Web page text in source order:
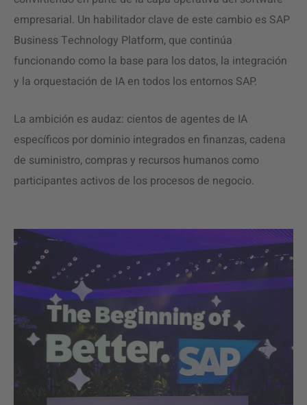
empresarial. Un habilitador clave de este cambio es SAP
Business Technology Platform, que continúa
funcionando como la base para los datos, la integración
y la orquestación de IA en todos los entornos SAP.
La ambición es audaz: cientos de agentes de IA
específicos por dominio integrados en finanzas, cadena
de suministro, compras y recursos humanos como
participantes activos de los procesos de negocio.